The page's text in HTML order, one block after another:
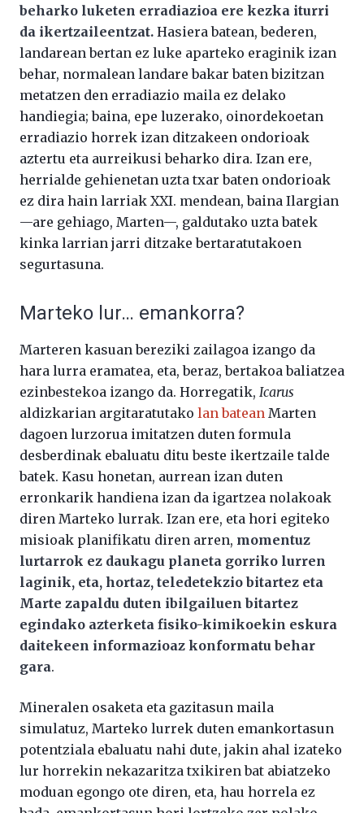
beharko luketen erradiazioa ere kezka iturri
da ikertzaileentzat. Hasiera batean, bederen,
landarean bertan ez luke aparteko eraginik izan
behar, normalean landare bakar baten bizitzan
metatzen den erradiazio maila ez delako
handiegia; baina, epe luzerako, oinordekoetan
erradiazio horrek izan ditzakeen ondorioak
aztertu eta aurreikusi beharko dira. Izan ere,
herrialde gehienetan uzta txar baten ondorioak
ez dira hain larriak XXI. mendean, baina Ilargian
—are gehiago, Marten—, galdutako uzta batek
kinka larrian jarri ditzake bertaratutakoen
segurtasuna.
Marteko lur… emankorra?
Marteren kasuan bereziki zailagoa izango da
hara lurra eramatea, eta, beraz, bertakoa baliatzea
ezinbestekoa izango da. Horregatik, Icarus
aldizkarian argitaratutako lan batean Marten
dagoen lurzorua imitatzen duten formula
desberdinak ebaluatu ditu beste ikertzaile talde
batek. Kasu honetan, aurrean izan duten
erronkarik handiena izan da igartzea nolakoak
diren Marteko lurrak. Izan ere, eta hori egiteko
misioak planifikatu diren arren, momentuz
lurtarrok ez daukagu planeta gorriko lurren
laginik, eta, hortaz, teledetekzio bitartez eta
Marte zapaldu duten ibilgailuen bitartez
egindako azterketa fisiko-kimikoekin eskura
daitekeen informazioaz konformatu behar
gara.
Mineralen osaketa eta gazitasun maila
simulatuz, Marteko lurrek duten emankortasun
potentziala ebaluatu nahi dute, jakin ahal izateko
lur horrekin nekazaritza txikiren bat abiatzeko
moduan egongo ote diren, eta, hau horrela ez